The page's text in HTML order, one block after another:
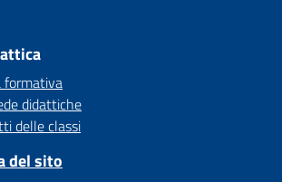
formativa
didattiche
delle classi
del sito